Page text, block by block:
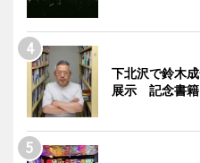
下北沢で鈴木
展示 記念書籍